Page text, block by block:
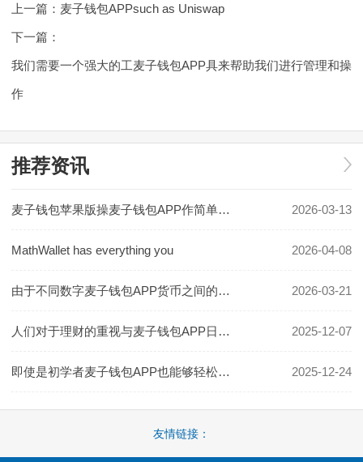
上一篇： 麦子钱包APPsuch as Uniswap
下一篇：
我们需要一个强大的工麦子钱包APP具来帮助我们进行管理和操
作
推荐资讯
麦子钱包苹果版操麦子钱包APP作简单方便 2026-03-13
MathWallet has everything you 2026-04-08
由于不同数字麦子钱包APP货币之间的不同链结构和协议 2026-03-21
人们对于理财的重视与麦子钱包APP日俱增 2025-12-07
即使是初学者麦子钱包APP也能够轻松上手 2025-12-24
友情链接：